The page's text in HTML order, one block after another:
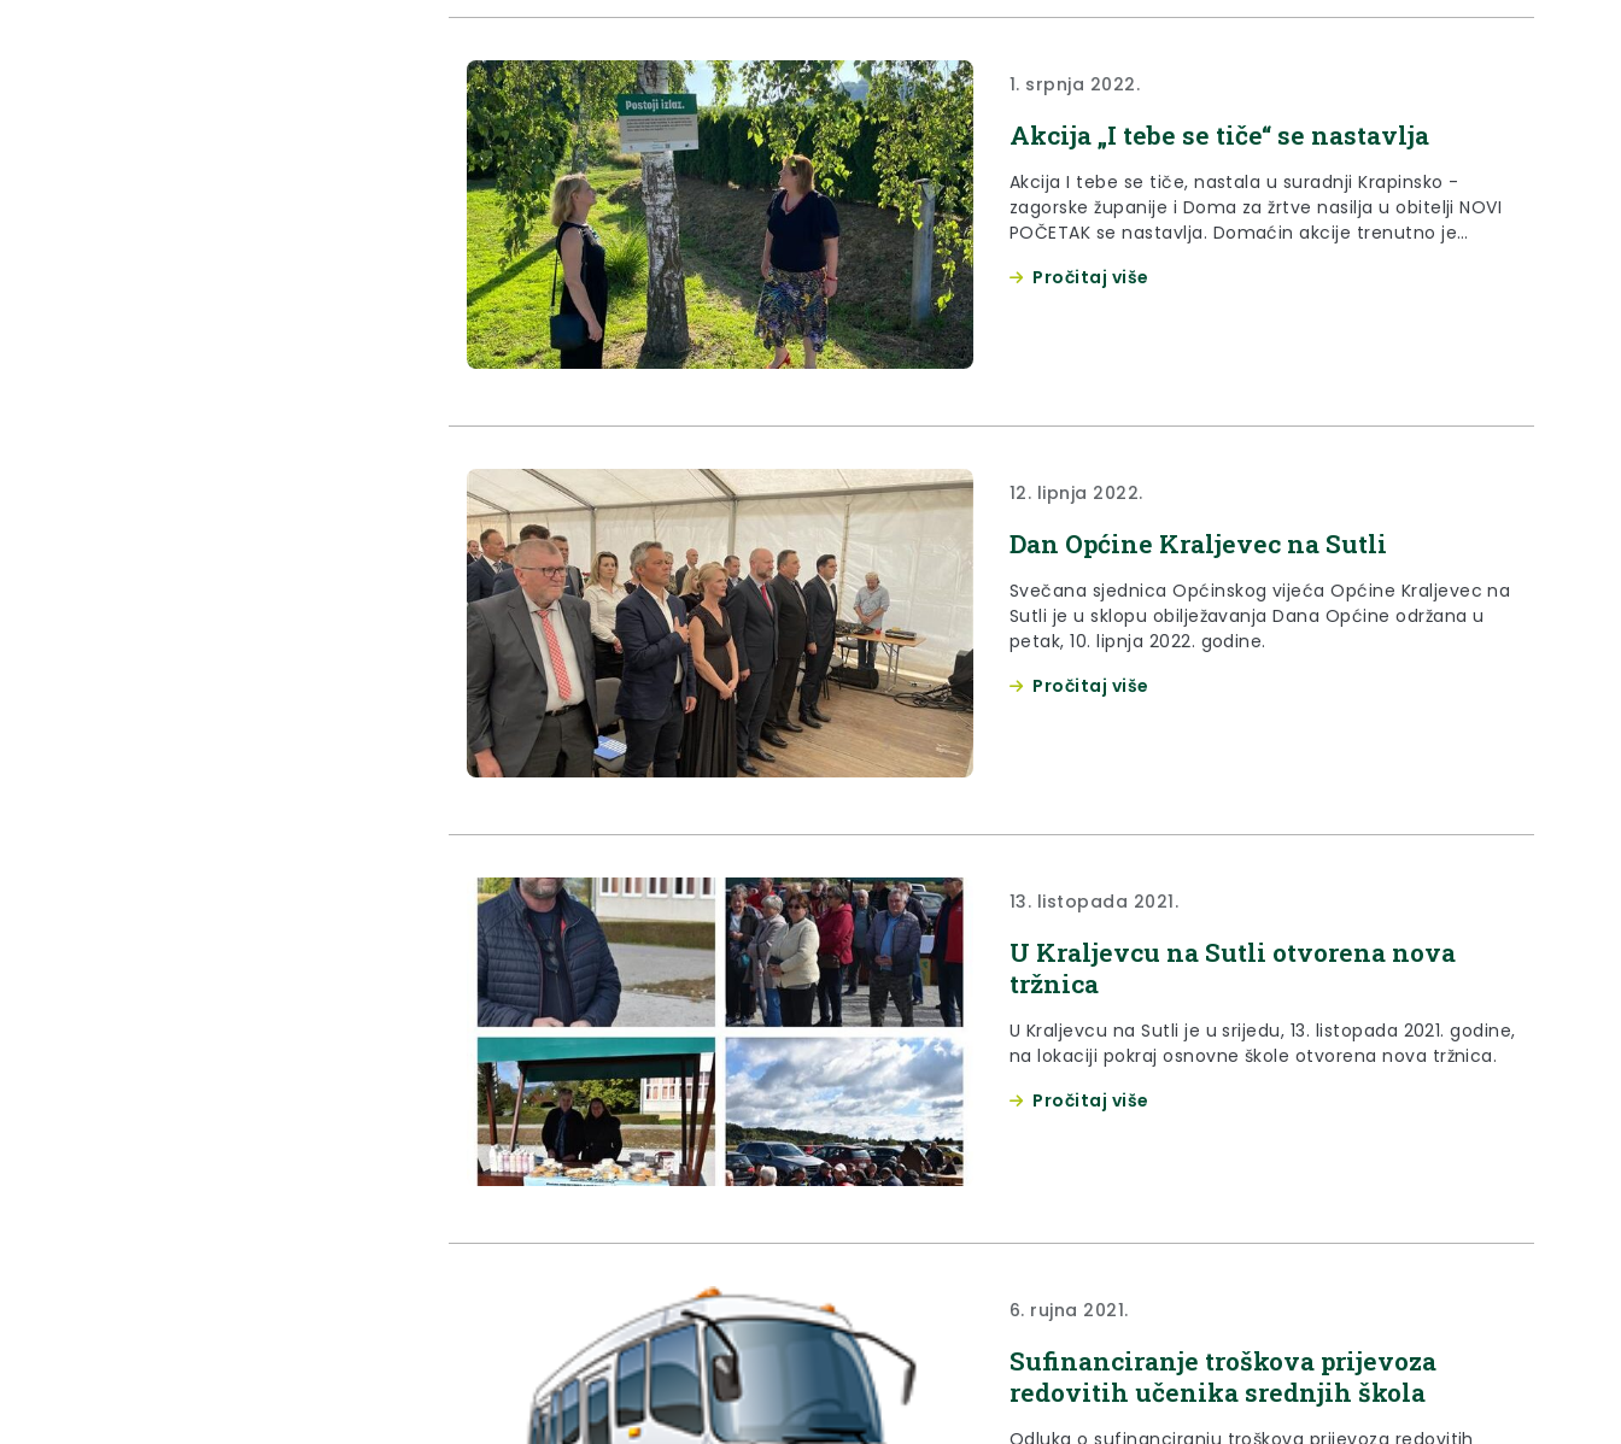
1. srpnja 2022.
Akcija „I tebe se tiče“ se nastavlja
Akcija I tebe se tiče, nastala u suradnji Krapinsko -
zagorske županije i Doma za žrtve nasilja u obitelji NOVI
POČETAK se nastavlja. Domaćin akcije trenutno je
Pročitaj više
12. lipnja 2022.
Dan Općine Kraljevec na Sutli
Svečana sjednica Općinskog vijeća Općine Kraljevec na
Sutli je u sklopu obilježavanja Dana Općine održana u
petak, 10. lipnja 2022. godine.
Pročitaj više
13. listopada 2021.
U Kraljevcu na Sutli otvorena nova
tržnica
U Kraljevcu na Sutli je u srijedu, 13. listopada 2021. godine,
na lokaciji pokraj osnovne škole otvorena nova tržnica.
Pročitaj više
6. rujna 2021.
Sufinanciranje troškova prijevoza
redovitih učenika srednjih škola